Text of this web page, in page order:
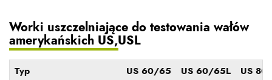
Worki uszczelniające do testowania wałów
amerykańskich US,USL
Typ US 60/65 US 60/65L US